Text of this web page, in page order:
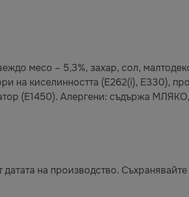
месо – 5,3%, захар, сол,
на киселинността (E262(i), E330),
(E1450). Алергени: съдържа
на производство.